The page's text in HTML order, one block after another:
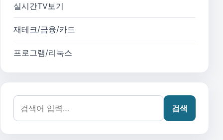
실시간TV보기
재테크/금융/카드
프로그램/리눅스
검색어:
검색